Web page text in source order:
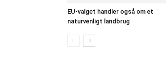
EU-valget handler også om et
naturvenligt landbrug